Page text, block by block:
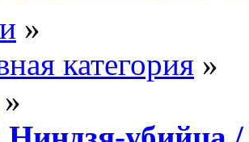
»
категория »
»